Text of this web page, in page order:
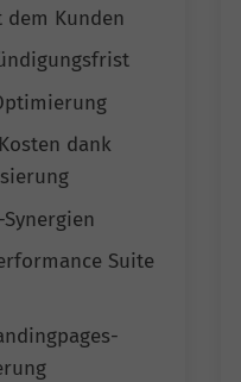
Kunden
dank
Suite